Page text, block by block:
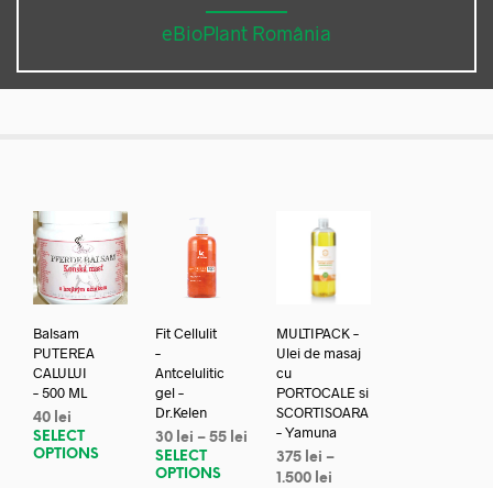
eBioPlant România
Balsam
PUTEREA
CALULUI
– 500 ML
40 lei
SELECT
OPTIONS
Fit Cellulit
–
Antcelulitic
gel –
Dr.Kelen
30 lei – 55 lei
SELECT
OPTIONS
MULTIPACK –
Ulei de masaj
cu
PORTOCALE si
SCORTISOARA
– Yamuna
375 lei –
1.500 lei